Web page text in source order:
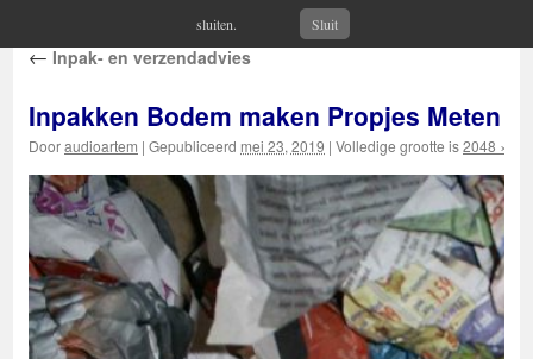
← Inpak- en verzendadvies
Inpakken Bodem maken Propjes Meten
Dooraudioartem | Gepubliceerd mei 23, 2019 | Volledige grootte is2048 ×
sluiten.
Sluit